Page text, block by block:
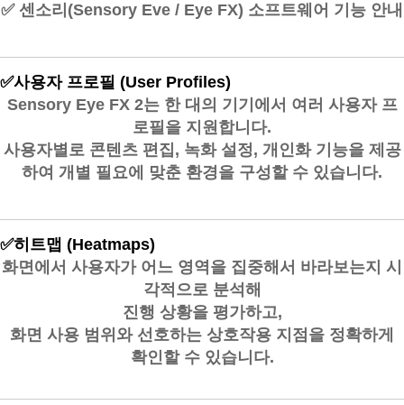
✅ 센소리(Sensory Eve / Eye FX) 소프트웨어 기능 안내
✅사용자 프로필 (User Profiles)
Sensory Eye FX 2는 한 대의 기기에서 여러 사용자 프
로필을 지원합니다.
사용자별로 콘텐츠 편집 , 녹화 설정, 개인화 기능을 제공
하여 개별 필요에 맞춘 환경을 구성할 수 있습니다.
✅히트맵 (Heatmaps)
화면에서 사용자가 어느 영역을 집중해서 바라보는지 시
각적으로 분석해
진행 상황을 평가하고,
화면 사용 범위와 선호하는 상호작용 지점을 정확하게
확인할 수 있습니다.